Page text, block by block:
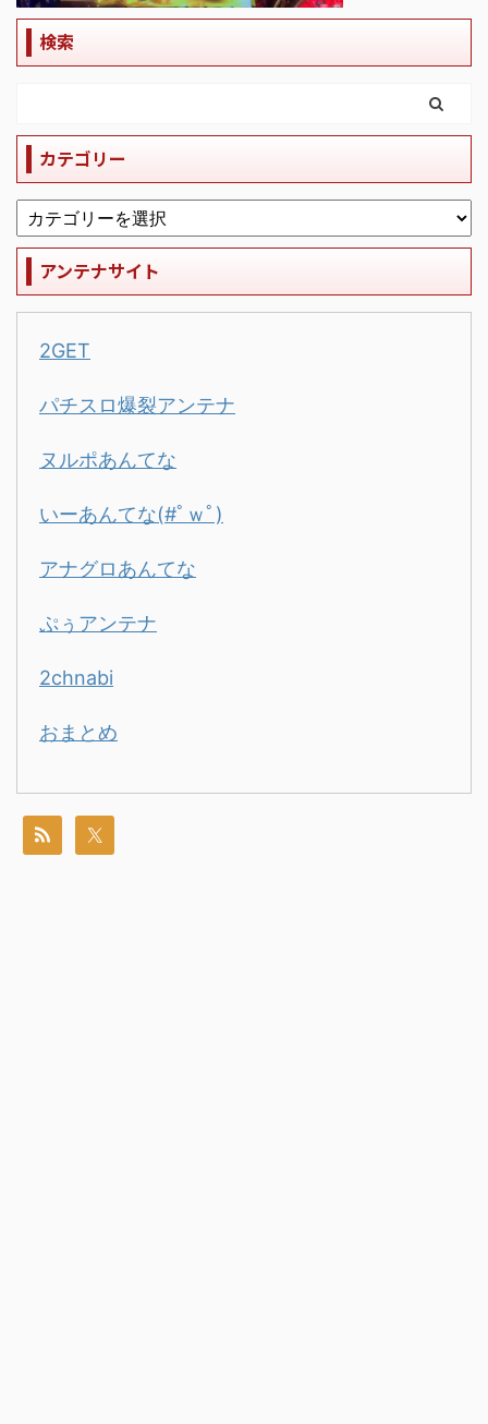
検索
カテゴリー
アンテナサイト
2GET
パチスロ爆裂アンテナ
ヌルポあんてな
いーあんてな(#ﾟｗﾟ)
アナグロあんてな
ぷぅアンテナ
2chnabi
おまとめ